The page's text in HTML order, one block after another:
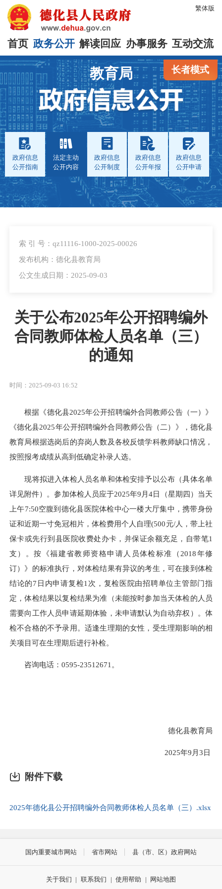
繁体版
首页 政务公开 解读回应 办事服务 互动交流
长者模式
教育局
政府信息
公开指南
法定主动
公开内容
政府信息
公开制度
政府信息
公开年报
政府信息
公开申请
索 引 号：qz11116-1000-2025-00026
发布机构：德化县教育局
公文生成日期：2025-09-03
关于公布2025年公开招聘编外
合同教师体检人员名单（三）
的通知
时间：2025-09-03 16:52
根据《德化县2025年公开招聘编外合同教师公告（一）》
《德化县2025年公开招聘编外合同教师公告（二）》，德化县
教育局根据选岗后的弃岗人数及各校反馈学科教师缺口情况，
按照报考成绩从高到低确定补录人选。
现将拟进入体检人员名单和体检安排予以公布（具体名单
详见附件）。参加体检人员应于2025年9月4日（星期四）当天
上午7:50空腹到德化县医院体检中心一楼大厅集中，携带身份
证和近期一寸免冠相片，体检费用个人自理(500元/人，带上社
保卡或先行到县医院收费处办卡，并保证余额充足，自带笔1
支）。按《福建省教师资格申请人员体检标准（2018年修
订）》的标准执行，对体检结果有异议的考生，可在接到体检
结论的7日内申请复检1次，复检医院由招聘单位主管部门指
定，体检结果以复检结果为准（未能按时参加当天体检的人员
需要向工作人员申请延期体验，未申请默认为自动弃权）。体
检不合格的不予录用。适逢生理期的女性，受生理期影响的相
关项目可在生理期后进行补检。
咨询电话： 0595-23512671。
德化县教育局
2025年9月3日
附件下载
2025年德化县公开招聘编外合同教师体检人员名单（三）.xlsx
国内重要城市网站 省市网站 县（市、区）政府网站
关于我们 | 联系我们 | 使用帮助 |
网站地图